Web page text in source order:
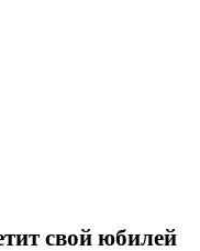
свой юбилей